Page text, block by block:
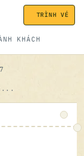
KHÁCH
TRÌNH VÉ